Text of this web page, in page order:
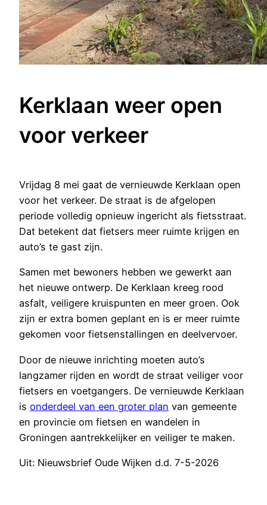
Kerklaan weer open
voor verkeer
Vrijdag 8 mei gaat de vernieuwde Kerklaan open
voor het verkeer. De straat is de afgelopen
periode volledig opnieuw ingericht als fietsstraat.
Dat betekent dat fietsers meer ruimte krijgen en
auto’s te gast zijn.
Samen met bewoners hebben we gewerkt aan
het nieuwe ontwerp. De Kerklaan kreeg rood
asfalt, veiligere kruispunten en meer groen. Ook
zijn er extra bomen geplant en is er meer ruimte
gekomen voor fietsenstallingen en deelvervoer.
Door de nieuwe inrichting moeten auto’s
langzamer rijden en wordt de straat veiliger voor
fietsers en voetgangers. De vernieuwde Kerklaan
is onderdeel van een groter plan van gemeente
en provincie om fietsen en wandelen in
Groningen aantrekkelijker en veiliger te maken.
Uit: Nieuwsbrief Oude Wijken d.d. 7-5-2026